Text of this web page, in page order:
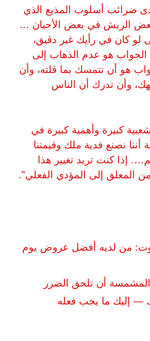
ضرائب أسلوب المذيع الذي
بعض الريش في بعض الأحيان …
لو كان في رأيك غير دقيق،
هو عدم الذهاب إلى
هو أن تتمسك بما قلته، وأن
وأن تدرك أن الناس
كبيرة وأهمية كبيرة في
نصنع فدية ملك وقيمتنا
إذا كنت تريد تغيير هذا
من المعلق إلى المؤدي الفعلي”.
من لديه أفضل عروض يوم
أن تلحق الضرر
— إليك ما يجب فعله